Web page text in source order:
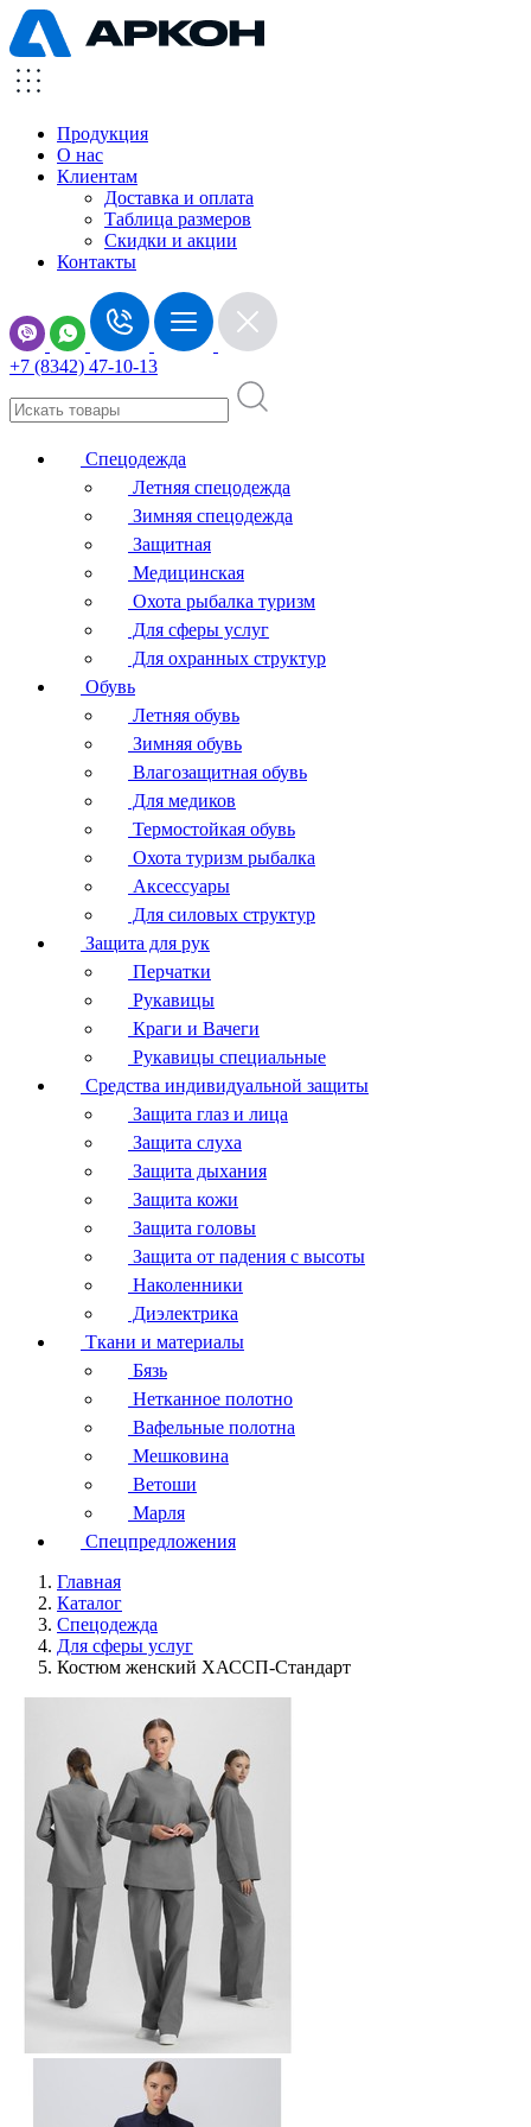
Продукция
О нас
Клиентам
Доставка и оплата
Таблица размеров
Скидки и акции
Контакты
+7 (8342) 47-10-13
Спецодежда
Летняя спецодежда
Зимняя спецодежда
Защитная
Медицинская
Охота рыбалка туризм
Для сферы услуг
Для охранных структур
Обувь
Летняя обувь
Зимняя обувь
Влагозащитная обувь
Для медиков
Термостойкая обувь
Охота туризм рыбалка
Аксессуары
Для силовых структур
Защита для рук
Перчатки
Рукавицы
Краги и Вачеги
Рукавицы специальные
Средства индивидуальной защиты
Защита глаз и лица
Защита слуха
Защита дыхания
Защита кожи
Защита головы
Защита от падения с высоты
Наколенники
Диэлектрика
Ткани и материалы
Бязь
Нетканное полотно
Вафельные полотна
Мешковина
Ветоши
Марля
Спецпредложения
Главная
Каталог
Спецодежда
Для сферы услуг
Костюм женский ХАССП-Стандарт